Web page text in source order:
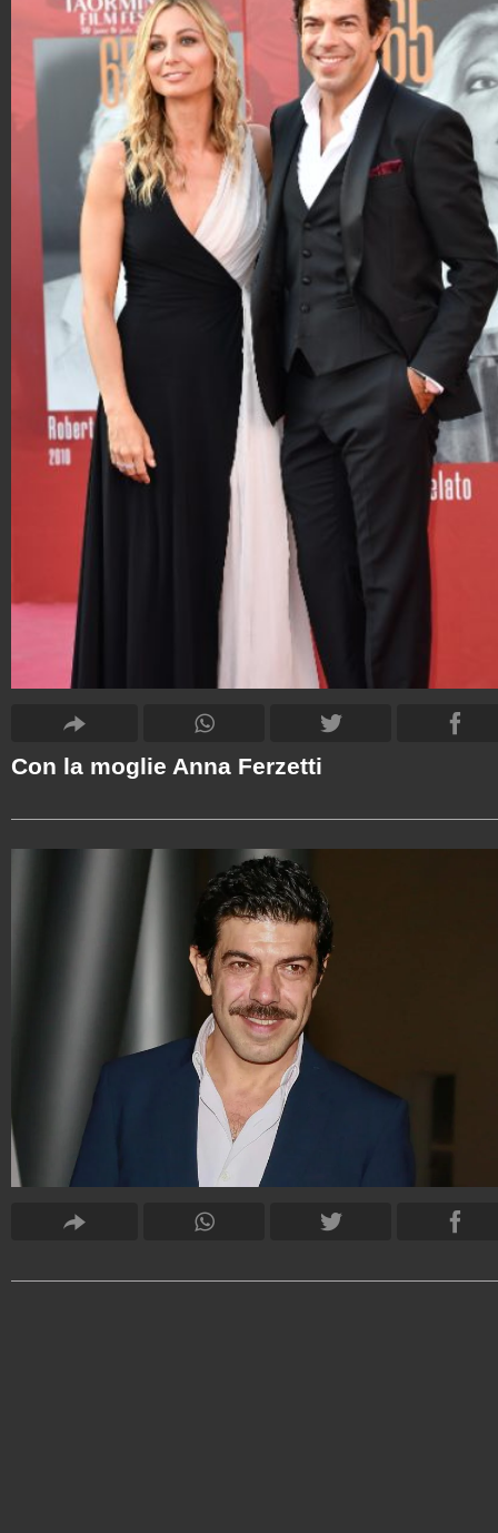
Con la moglie Anna Ferzetti